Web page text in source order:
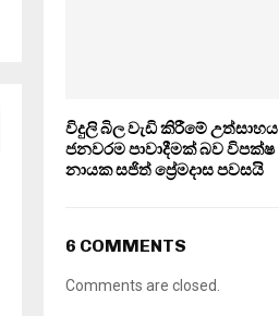
විදුලි බිල වැඩි කිරීමේ උත්සාහය
ජනවරම පාවාදීමක් බව විපක්ෂ
නායක සජිත් ප්‍රේමදාස පවසයි
6 COMMENTS
Comments are closed.